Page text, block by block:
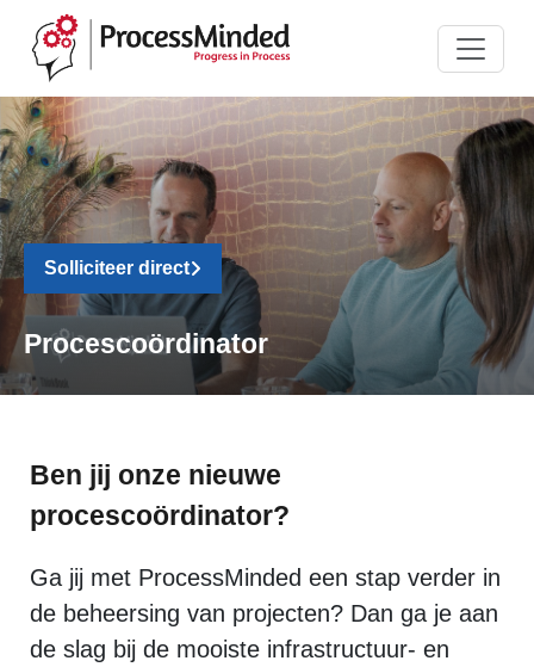
Solliciteer direct
Procescoördinator
Ben jij onze nieuwe
procescoördinator?
Ga jij met ProcessMinded een stap verder in
de beheersing van projecten? Dan ga je aan
de slag bij de mooiste infrastructuur- en